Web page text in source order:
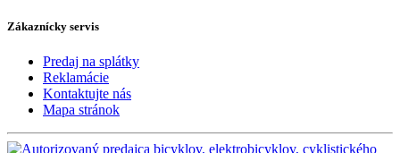
Zákaznícky servis
Predaj na splátky
Reklamácie
Kontaktujte nás
Mapa stránok